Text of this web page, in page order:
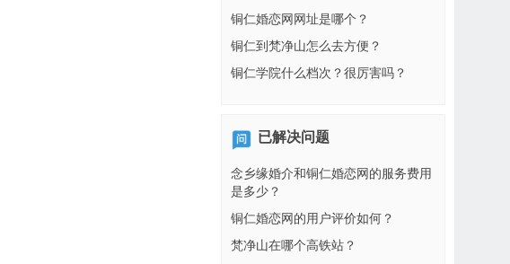
铜仁婚恋网网址是哪个？
铜仁到梵净山怎么去方便？
铜仁学院什么档次？很厉害吗？
已解决问题
念乡缘婚介和铜仁婚恋网的服务费用
是多少？
铜仁婚恋网的用户评价如何？
梵净山在哪个高铁站？